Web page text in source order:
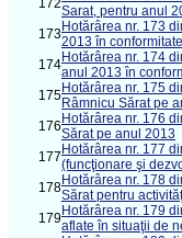
172Sarat, pentru anul
173Hotărârea nr. 173
2013 în
174Hotărârea nr. 174
anul 2013 în
175Hotărârea nr. 175
Râmnicu Sărat pe
176 Hotărârea nr. 176
Sărat pe anul 2013
177 Hotărârea nr. 177
(funcţionare şi
178Hotărârea nr. 178
Sărat pentru
179Hotărârea nr. 179
aflate în situaţii de